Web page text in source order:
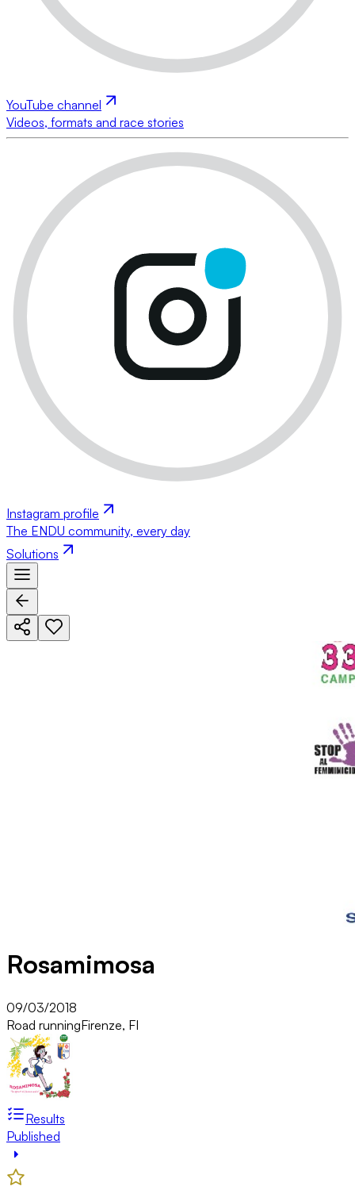
YouTube channel
Videos, formats and race stories
Instagram profile
The ENDU community, every day
Solutions
Rosamimosa
09/03/2018
Road runningFirenze, FI
Results
Published